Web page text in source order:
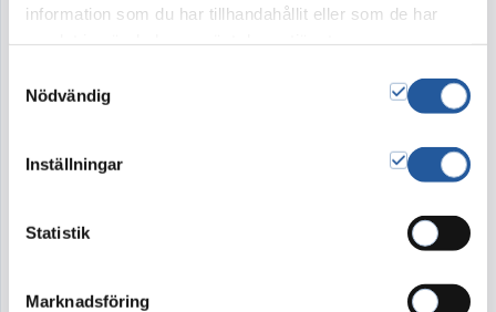
information som du har tillhandahållit eller som de har
Nödvändig
Inställningar
Statistik
Marknadsföring
Tillval
Band
Vad är Band?
7.800 kr